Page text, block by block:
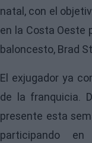
natal, con el
en la Costa Oeste
baloncesto, Brad
El exjugador ya
de la franquicia.
presente esta
participando